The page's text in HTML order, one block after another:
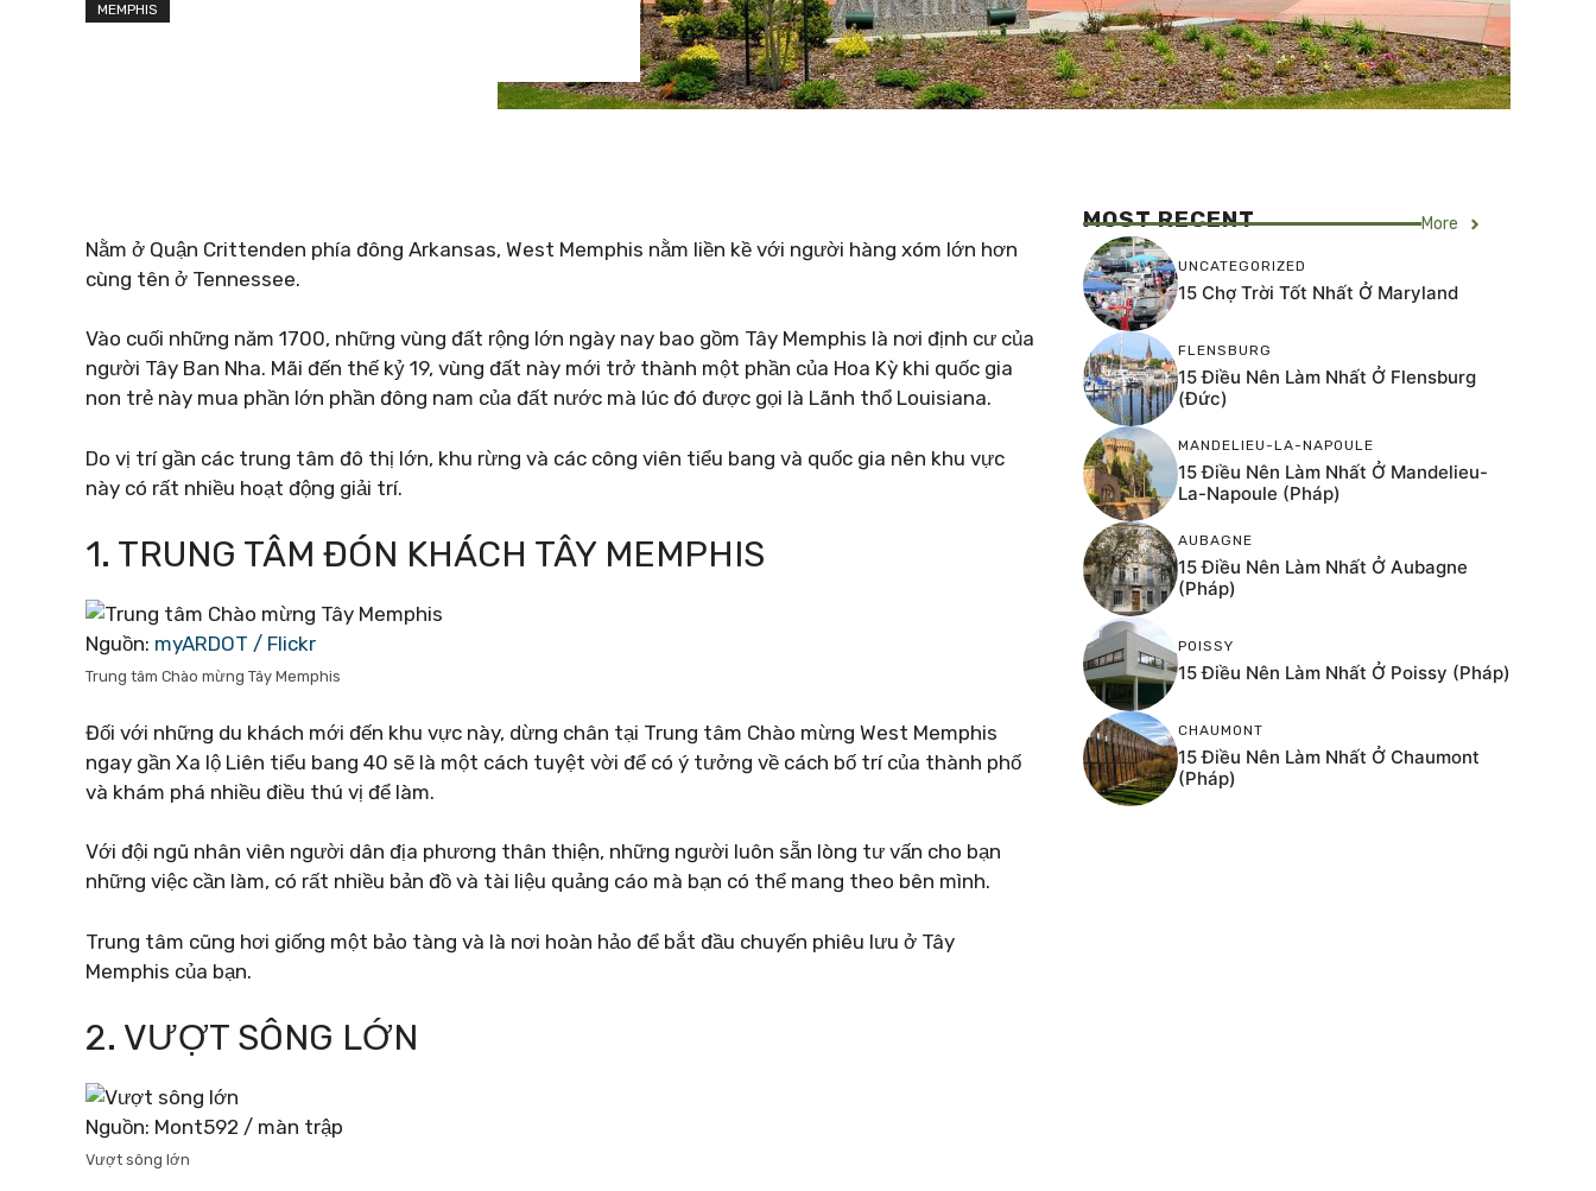
MEMPHIS
Nằm ở Quận Crittenden phía đông Arkansas, West Memphis nằm liền kề với người hàng xóm lớn hơn
cùng tên ở Tennessee.
Vào cuối những năm 1700, những vùng đất rộng lớn ngày nay bao gồm Tây Memphis là nơi định cư của
người Tây Ban Nha. Mãi đến thế kỷ 19, vùng đất này mới trở thành một phần của Hoa Kỳ khi quốc gia
non trẻ này mua phần lớn phần đông nam của đất nước mà lúc đó được gọi là Lãnh thổ Louisiana.
Do vị trí gần các trung tâm đô thị lớn, khu rừng và các công viên tiểu bang và quốc gia nên khu vực
này có rất nhiều hoạt động giải trí.
1. TRUNG TÂM ĐÓN KHÁCH TÂY MEMPHIS
Nguồn: myARDOT / Flickr
Trung tâm Chào mừng Tây Memphis
Đối với những du khách mới đến khu vực này, dừng chân tại Trung tâm Chào mừng West Memphis
ngay gần Xa lộ Liên tiểu bang 40 sẽ là một cách tuyệt vời để có ý tưởng về cách bố trí của thành phố
và khám phá nhiều điều thú vị để làm.
Với đội ngũ nhân viên người dân địa phương thân thiện, những người luôn sẵn lòng tư vấn cho bạn
những việc cần làm, có rất nhiều bản đồ và tài liệu quảng cáo mà bạn có thể mang theo bên mình.
Trung tâm cũng hơi giống một bảo tàng và là nơi hoàn hảo để bắt đầu chuyến phiêu lưu ở Tây
Memphis của bạn.
2. VƯỢT SÔNG LỚN
Nguồn: Mont592 / màn trập
Vượt sông lớn
MOST RECENT More
UNCATEGORIZED
15 Chợ Trời Tốt Nhất Ở Maryland
FLENSBURG
15 Điều Nên Làm Nhất Ở Flensburg
(Đức)
MANDELIEU-LA-NAPOULE
15 Điều Nên Làm Nhất Ở Mandelieu-
La-Napoule (Pháp)
AUBAGNE
15 Điều Nên Làm Nhất Ở Aubagne
(Pháp)
POISSY
15 Điều Nên Làm Nhất Ở Poissy (Pháp)
CHAUMONT
15 Điều Nên Làm Nhất Ở Chaumont
(Pháp)